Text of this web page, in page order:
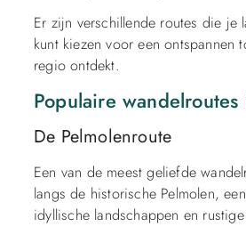
Er zijn verschillende routes die je
kunt kiezen voor een
regio ontdekt.
Populaire wandelroutes
De Pelmolenroute
Een van de meest geliefde
langs de historische Pelmolen,
idyllische landschappen en